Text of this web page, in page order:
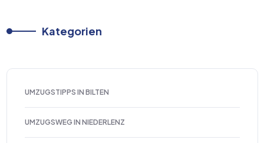
Kategorien
UMZUGSTIPPS IN BILTEN
UMZUGSWEG IN NIEDERLENZ